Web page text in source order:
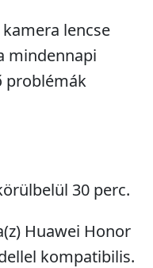
lencse
mindennapi
problémák
30 perc.
Huawei Honor
kompatibilis.